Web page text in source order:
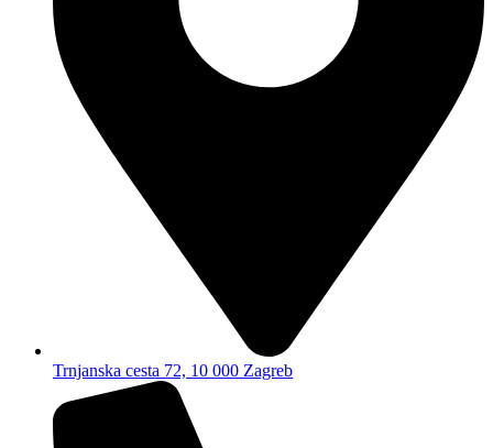
Trnjanska cesta 72, 10 000 Zagreb